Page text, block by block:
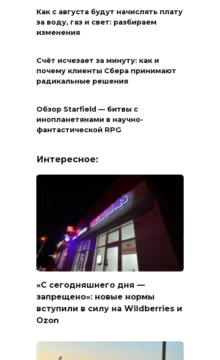
Как с августа будут начислять плату
за воду, газ и свет: разбираем
изменения
Счёт исчезает за минуту: как и
почему клиенты Сбера принимают
радикальные решения
Обзор Starfield — битвы с
инопланетянами в научно-
фантастической RPG
Интересное:
«С сегодняшнего дня —
запрещено»: новые нормы
вступили в силу на Wildberries и
Ozon